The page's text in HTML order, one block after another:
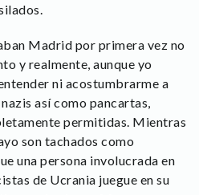
Madrid por primera vez no
y realmente, aunque yo
ni acostumbrarme a
así como pancartas,
permitidas. Mientras
son tachados como
una persona involucrada en
de Ucrania juegue en su